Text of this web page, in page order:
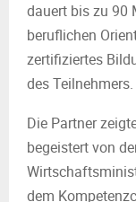
dauert bis zu 90
beruflichen
zertifiziertes
des Teilnehmers.
Die Partner
begeistert von
dem